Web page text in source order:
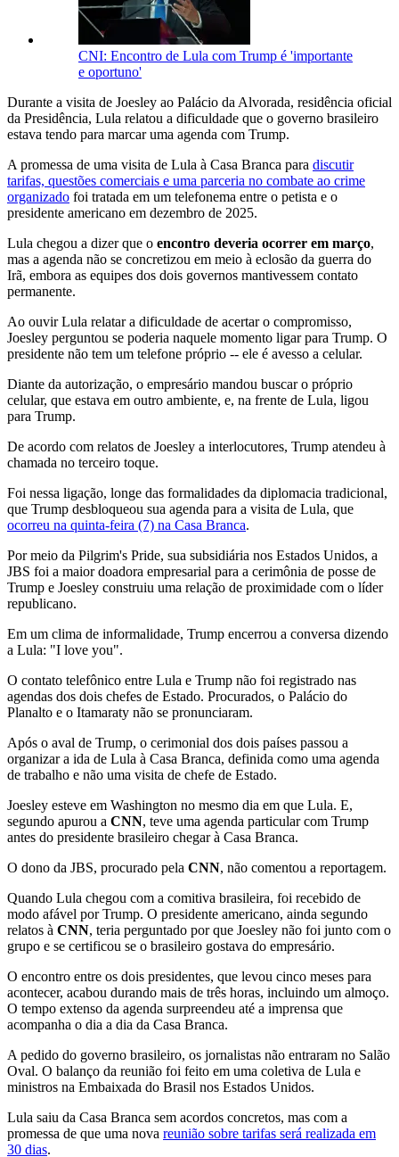
CNI: Encontro de Lula com Trump é 'importante
e oportuno'
Durante a visita de Joesley ao Palácio da Alvorada, residência oficial
da Presidência, Lula relatou a dificuldade que o governo brasileiro
estava tendo para marcar uma agenda com Trump.
A promessa de uma visita de Lula à Casa Branca para discutir
tarifas, questões comerciais e uma parceria no combate ao crime
organizado foi tratada em um telefonema entre o petista e o
presidente americano em dezembro de 2025.
Lula chegou a dizer que o encontro deveria ocorrer em março,
mas a agenda não se concretizou em meio à eclosão da guerra do
Irã, embora as equipes dos dois governos mantivessem contato
permanente.
Ao ouvir Lula relatar a dificuldade de acertar o compromisso,
Joesley perguntou se poderia naquele momento ligar para Trump. O
presidente não tem um telefone próprio -- ele é avesso a celular.
Diante da autorização, o empresário mandou buscar o próprio
celular, que estava em outro ambiente, e, na frente de Lula, ligou
para Trump.
De acordo com relatos de Joesley a interlocutores, Trump atendeu à
chamada no terceiro toque.
Foi nessa ligação, longe das formalidades da diplomacia tradicional,
que Trump desbloqueou sua agenda para a visita de Lula, que
ocorreu na quinta-feira (7) na Casa Branca.
Por meio da Pilgrim's Pride, sua subsidiária nos Estados Unidos, a
JBS foi a maior doadora empresarial para a cerimônia de posse de
Trump e Joesley construiu uma relação de proximidade com o líder
republicano.
Em um clima de informalidade, Trump encerrou a conversa dizendo
a Lula: "I love you".
O contato telefônico entre Lula e Trump não foi registrado nas
agendas dos dois chefes de Estado. Procurados, o Palácio do
Planalto e o Itamaraty não se pronunciaram.
Após o aval de Trump, o cerimonial dos dois países passou a
organizar a ida de Lula à Casa Branca, definida como uma agenda
de trabalho e não uma visita de chefe de Estado.
Joesley esteve em Washington no mesmo dia em que Lula. E,
segundo apurou a CNN, teve uma agenda particular com Trump
antes do presidente brasileiro chegar à Casa Branca.
O dono da JBS, procurado pela CNN, não comentou a reportagem.
Quando Lula chegou com a comitiva brasileira, foi recebido de
modo afável por Trump. O presidente americano, ainda segundo
relatos à CNN, teria perguntado por que Joesley não foi junto com o
grupo e se certificou se o brasileiro gostava do empresário.
O encontro entre os dois presidentes, que levou cinco meses para
acontecer, acabou durando mais de três horas, incluindo um almoço.
O tempo extenso da agenda surpreendeu até a imprensa que
acompanha o dia a dia da Casa Branca.
A pedido do governo brasileiro, os jornalistas não entraram no Salão
Oval. O balanço da reunião foi feito em uma coletiva de Lula e
ministros na Embaixada do Brasil nos Estados Unidos.
Lula saiu da Casa Branca sem acordos concretos, mas com a
promessa de que uma nova reunião sobre tarifas será realizada em
30 dias.